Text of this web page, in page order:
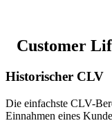
Customer
Historischer CLV
Die einfachste CLV-
Einnahmen eines